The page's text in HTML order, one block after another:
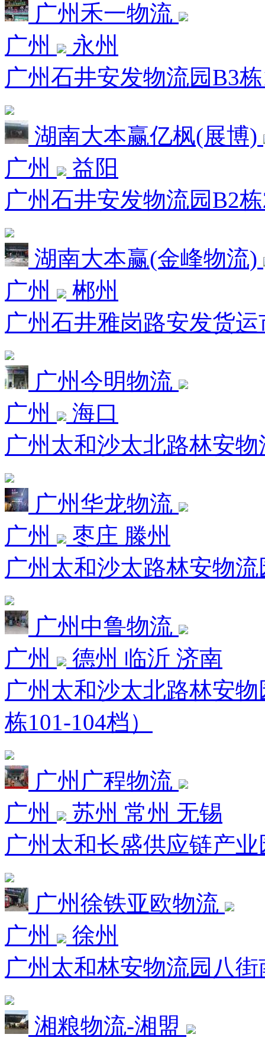
广州禾一物流
广州
永州
广州石井安发物流园B3
湖南大本赢亿枫(展博)
广州
益阳
广州石井安发物流园B2
湖南大本赢(金峰物流)
广州
郴州
广州石井雅岗路安发货
广州今明物流
广州
海口
广州太和沙太北路林安
广州华龙物流
广州
枣庄 滕州
广州太和沙太路林安物流
广州中鲁物流
广州
德州 临沂 济南
广州太和沙太北路林安
栋101-104档）
广州广程物流
广州
苏州 常州 无锡
广州太和长盛供应链产
广州徐铁亚欧物流
广州
徐州
广州太和林安物流园八街
湘粮物流-湘盟